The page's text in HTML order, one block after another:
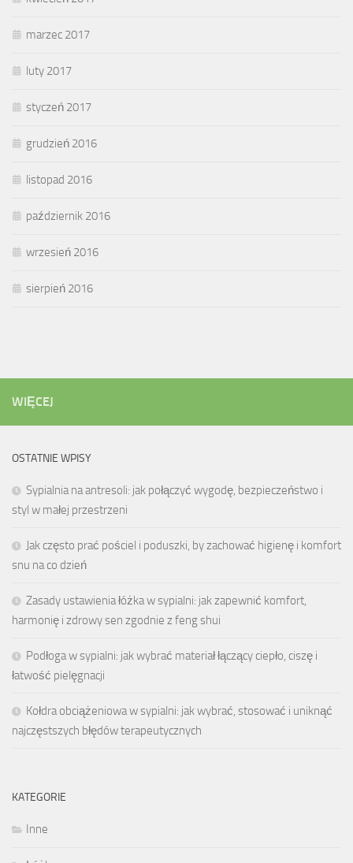
marzec 2017
luty 2017
styczeń 2017
grudzień 2016
listopad 2016
październik 2016
wrzesień 2016
sierpień 2016
WIĘCEJ
OSTATNIE WPISY
Sypialnia na antresoli: jak połączyć wygodę, bezpieczeństwo i
styl w małej przestrzeni
Jak często prać pościel i poduszki, by zachować higienę i komfort
snu na co dzień
Zasady ustawienia łóżka w sypialni: jak zapewnić komfort,
harmonię i zdrowy sen zgodnie z feng shui
Podłoga w sypialni: jak wybrać materiał łączący ciepło, ciszę i
łatwość pielęgnacji
Kołdra obciążeniowa w sypialni: jak wybrać, stosować i uniknąć
najczęstszych błędów terapeutycznych
KATEGORIE
Inne